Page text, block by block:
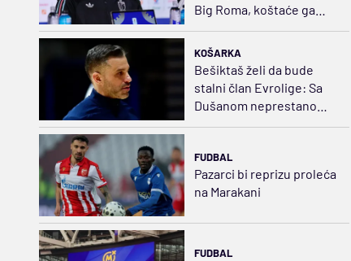
Big Roma, koštaće ga
35.000.000 evra
KOŠARKA
Bešiktaš želi da bude
stalni član Evrolige: Sa
Dušanom neprestano
FUDBAL
Pazarci bi reprizu proleća
na Marakani
FUDBAL